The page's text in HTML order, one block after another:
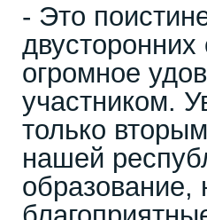
- Это
огромное
участником.
только
нашей
образование,